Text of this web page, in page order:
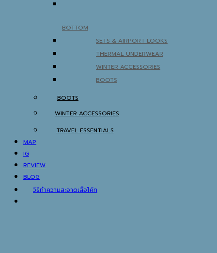
BOTTOM
SETS & AIRPORT LOOKS
THERMAL UNDERWEAR
WINTER ACCESSORIES
BOOTS
BOOTS
WINTER ACCESSORIES
TRAVEL ESSENTIALS
MAP
IG
REVIEW
BLOG
วิธีทำความสะอาดเสื้อโค้ท